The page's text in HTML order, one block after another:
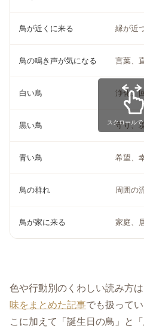
鳥が近くに来る 縁が近
鳥の鳴き声が気になる 言葉、
白い鳥 浄化、
黒い鳥 守り、
青い鳥 希望、
鳥の群れ 周囲の
鳥が家に来る 家庭、
スクロール
色や行動別のくわしい読み方は
味をまとめた記事でも扱って
こに加えて「誕生日の鳥」と